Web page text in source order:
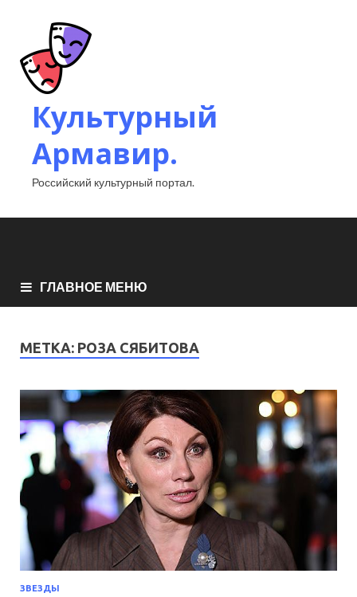
Культурный
Армавир.
Российский культурный портал.
ГЛАВНОЕ МЕНЮ
МЕТКА: РОЗА СЯБИТОВА
ЗВЕЗДЫ